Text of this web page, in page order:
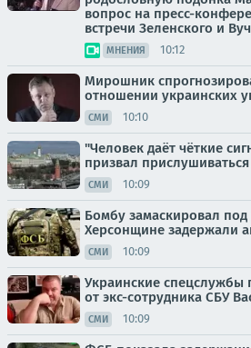
вопрос на пресс-
встречи Зеленского и
МНЕНИЯ 10:12
Мирошник
отношении украинских
СМИ 10:10
"Человек даёт чёткие
призвал
СМИ 10:09
Бомбу замаскировал
Херсонщине задержали
СМИ 10:09
Украинские спецслужбы
от экс-сотрудника СБУ
СМИ 10:09